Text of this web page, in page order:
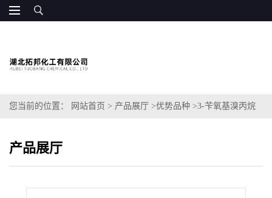
您当前的位置： 网站首页 > 产品展厅 >优势品种 >3-苄氧基溴丙烷
产品展厅